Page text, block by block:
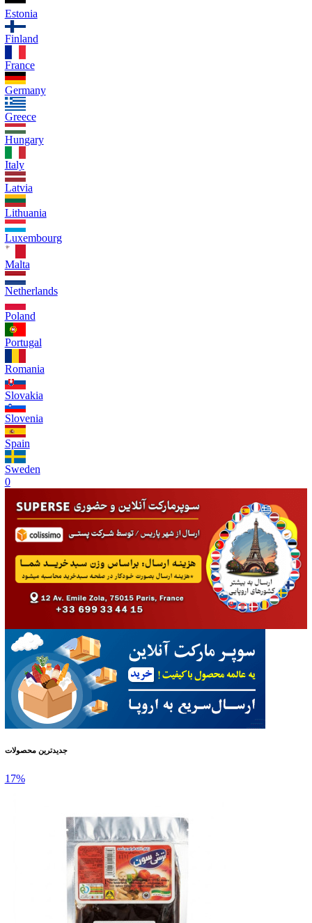
Estonia
Finland
France
Germany
Greece
Hungary
Italy
Latvia
Lithuania
Luxembourg
Malta
Netherlands
Poland
Portugal
Romania
Slovakia
Slovenia
Spain
Sweden
0
جدیدترین محصولات
17%